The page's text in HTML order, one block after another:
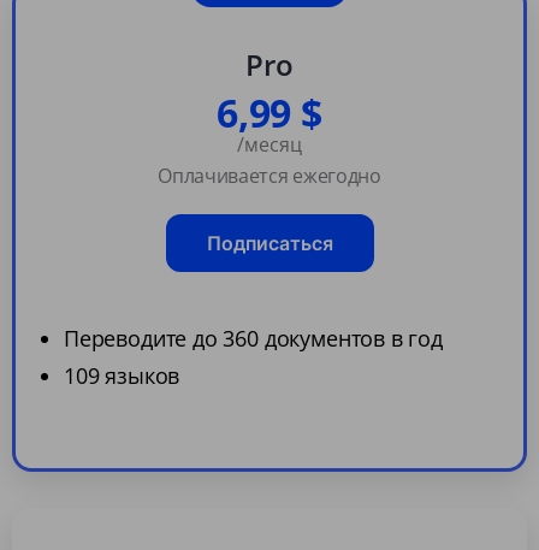
Pro
6,99 $
/месяц
Оплачивается ежегодно
Подписаться
Переводите до 360 документов в год
109 языков